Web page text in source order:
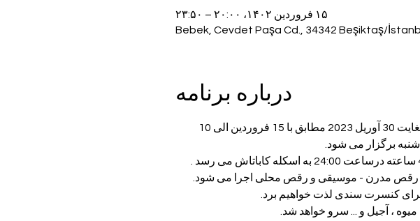
۱۵ فروردین ۱۴۰۲، ۲۰:۰۰ – ۲۳:۵۰
درباره برنامه
- رقص مدرن - موسیقی و رقص محلی اجرا می شود.
کنسرت سندی لذت خواهیم برد.
، آجیل و ... سرو خواهد شد.